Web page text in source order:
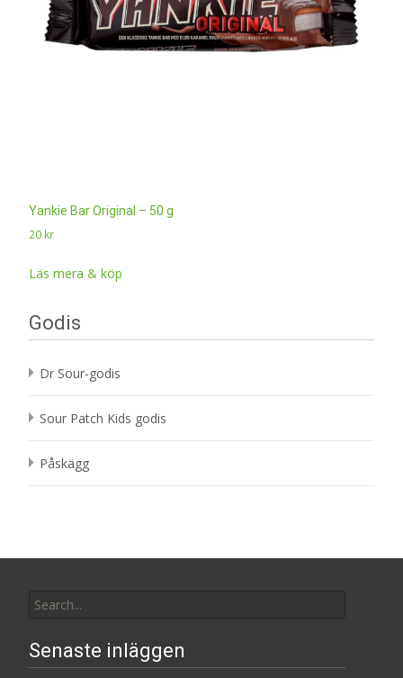
Yankie Bar Original – 50 g
20 kr
Läs mera & köp
Godis
Dr Sour-godis
Sour Patch Kids godis
Påskägg
for:
Senaste inläggen